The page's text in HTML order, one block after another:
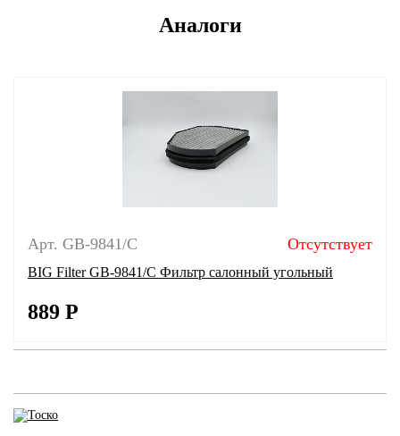
Аналоги
Арт. GB-9841/C Отсутствует
BIG Filter GB-9841/C Фильтр салонный угольный
889 Р